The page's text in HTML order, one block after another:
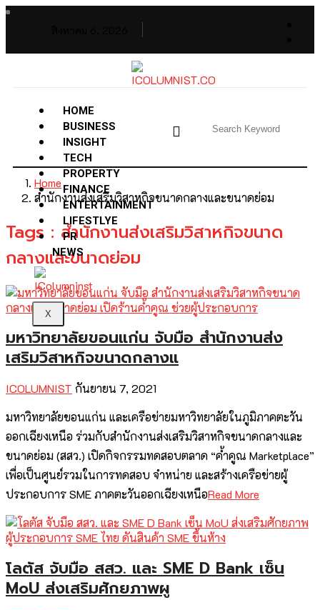
HOME
BUSINESS
INSIGHT
TECH
PROPERTY
FINANCE
ENTERTAINMENT
LIFESTLYE
PR
NEWS
X
Home
สำนักงานส่งเสริมวิสาหกิจขนาดกลางและขนาดย่อม
Tags : สำนักงานส่งเสริมวิสาหกิจขนาด
กลางและขนาดย่อม
มหาวิทยาลัยขอนแก่น จับมือ สำนักงานส่ง
เสริมวิสาหกิจขนาดกลางแ
ICOLUMNIST กันยายน 7, 2021
มหาวิทยาลัยขอนแก่น และเครือข่ายมหาวิทยาลัยในภูมิภาคตะวัน
ออกเฉียงเหนือ ร่วมกับสำนักงานส่งเสริมวิสาหกิจขนาดกลางและ
ขนาดย่อม (สสว.) เปิดกิจกรรมทดสอบตลาด “ค้ำคูณ Marketplace”
เพื่อเป็นศูนย์รวมในการทดสอบ จำหน่าย และสร้างเครือข่ายผู้
ประกอบการ SME ภาคตะวันออกเฉียงเหนือRead More
โลตัส จับมือ สสว. และ SME D Bank เซ็น
MoU ส่งเสริมศักยภาพผู